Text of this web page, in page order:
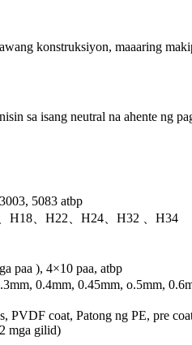
konstruksiyon, maaaring
sa isang neutral na ahente ng
5083 atbp
H18、H22、H24、H32 、H34
paa ), 4×10 paa, atbp
0.4mm, 0.45mm, o.5mm,
PVDF coat, Patong ng PE, pre
mga gilid)